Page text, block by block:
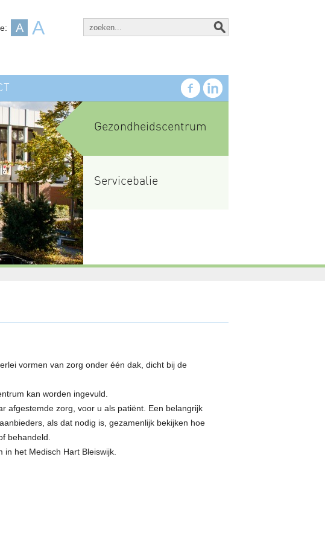
A A
Gezondheidscentrum
Servicebalie
vormen van zorg onder één dak, dicht bij de
kan worden ingevuld.
afgestemde zorg, voor u als patiënt. Een belangrijk
als dat nodig is, gezamenlijk bekijken hoe
behandeld.
het Medisch Hart Bleiswijk.